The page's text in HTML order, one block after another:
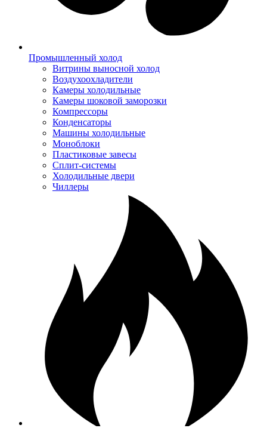
Промышленный холод
Витрины выносной холод
Воздухоохладители
Камеры холодильные
Камеры шоковой заморозки
Компрессоры
Конденсаторы
Машины холодильные
Моноблоки
Пластиковые завесы
Сплит-системы
Холодильные двери
Чиллеры